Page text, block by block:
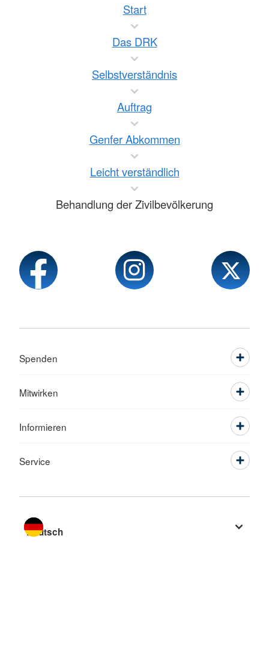
Start
Das DRK
Selbstverständnis
Auftrag
Genfer Abkommen
Leicht verständlich
Behandlung der Zivilbevölkerung
Spenden
Mitwirken
Informieren
Service
Sprache wechseln zu